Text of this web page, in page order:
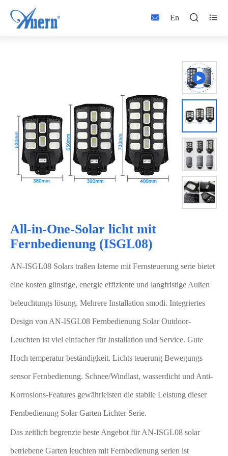
 En  
All-in-One-Solar licht mit
Fernbedienung (ISGL08)
AN-ISGL08 Solars traßen laterne mit Fernsteuerung serie bietet
eine kosten günstige, energie effiziente und langfristige Außen
beleuchtungs lösung. Mehrere Installation smodi. Integriertes
Design von AN-ISGL08 Fernbedienung Solar Outdoor-
Leuchten ist viel einfacher für Installation und Service. Gute
Hoch temperatur beständigkeit. Lichts teuerung Bewegungs
sensor Fernbedienung. Schnee/Windlast, wasserdicht und Anti-
Korrosions-Features gewährleisten die stabile Leistung dieser
Fernbedienung Solar Garten Lichter Serie.
Das zeitlich begrenzte beste Angebot für AN-ISGL08 solar
betriebene Garten leuchten mit Fernbedienung serien ist
